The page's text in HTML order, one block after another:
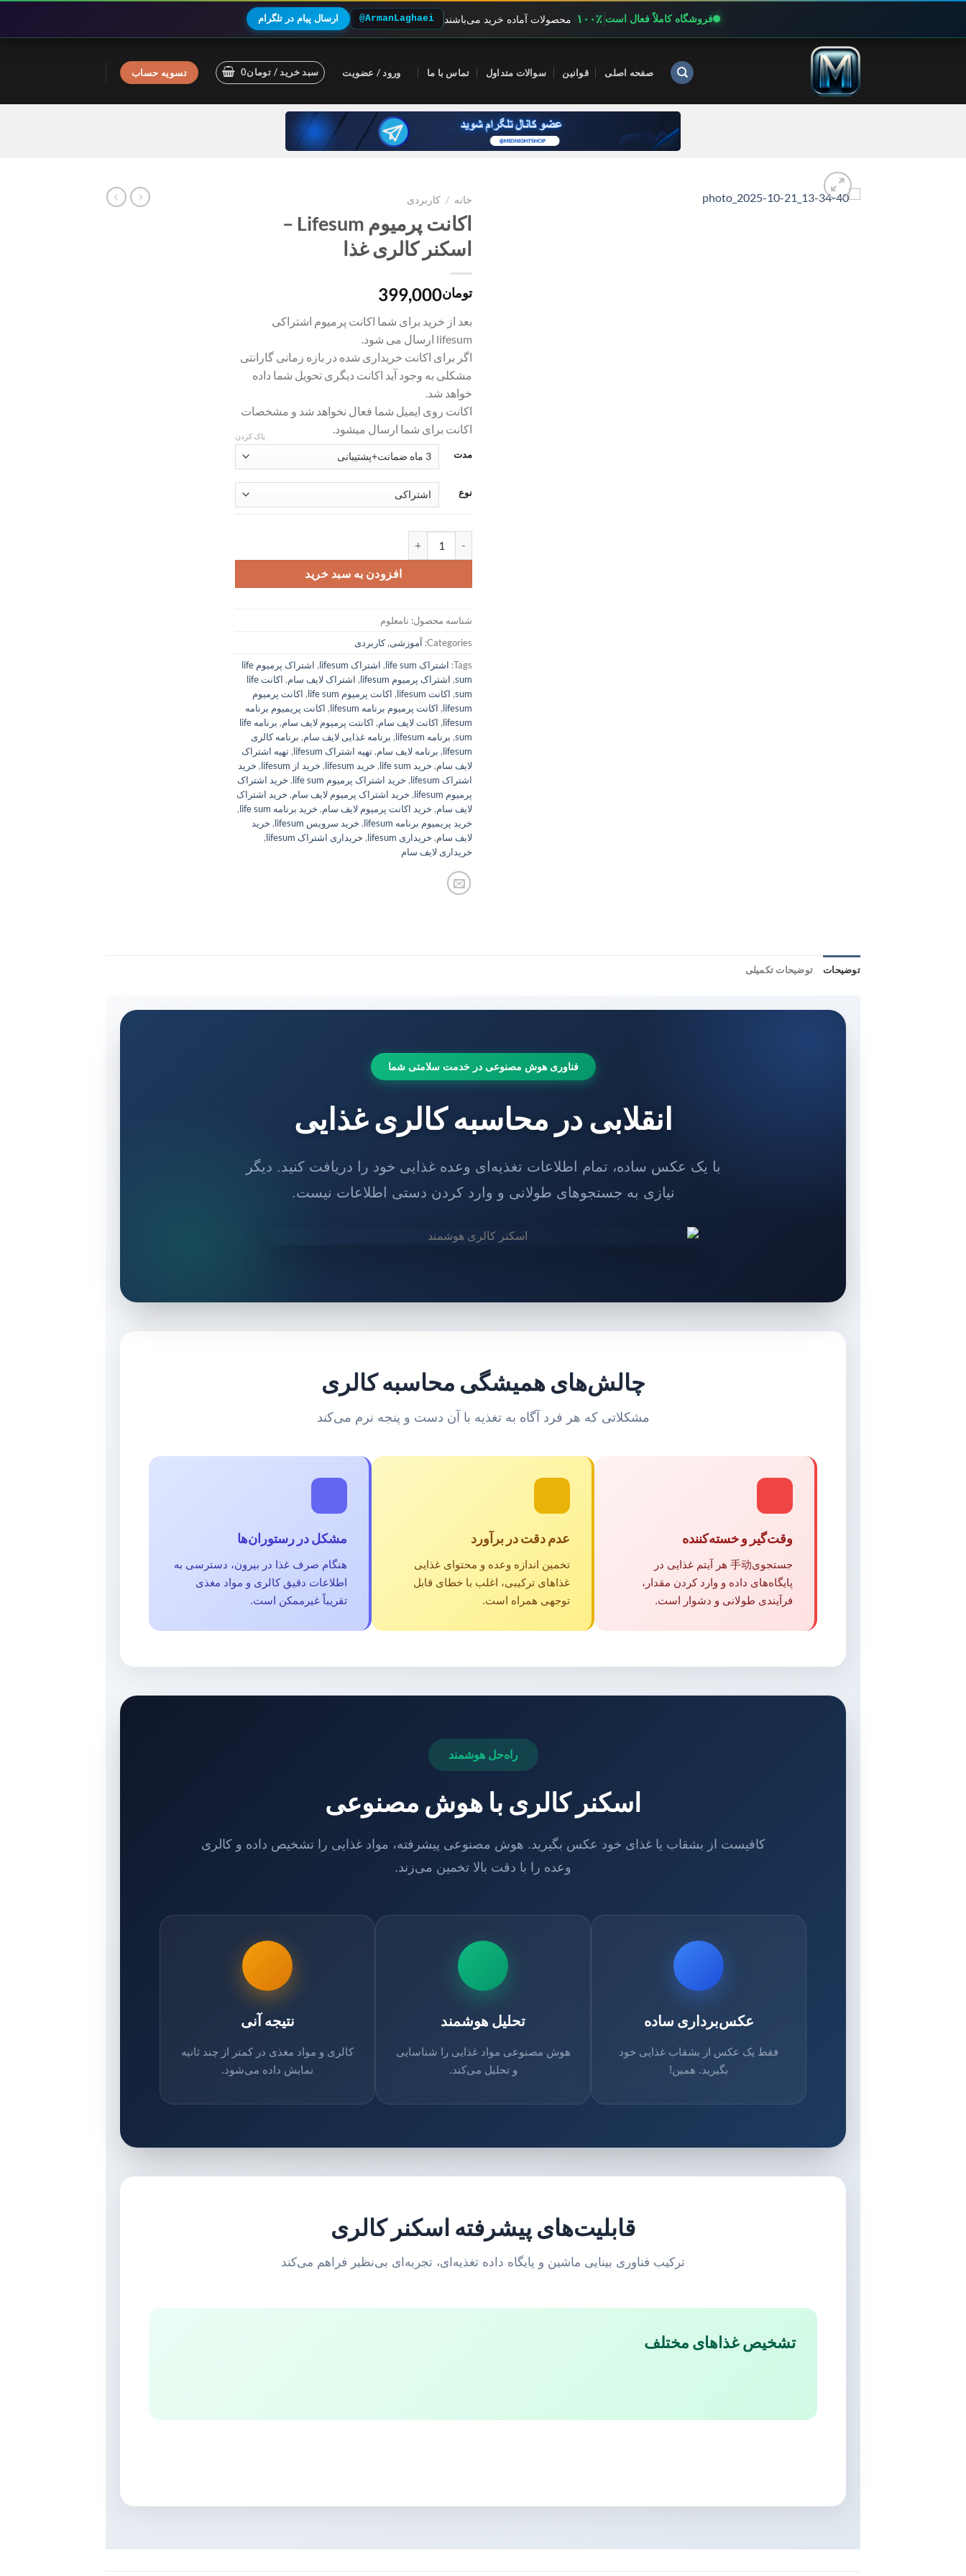
فروشگاه کاملاً فعال است ۱۰۰٪ محصولات آماده خرید می‌باشند @ArmanLaghaei ارسال پیام در تلگرام
صفحه اصلی قوانین سوالات متداول تماس با ما ورود / عضویت سبد خرید / تومان0 تسویه حساب
خانه / کاربردی
اکانت پرمیوم Lifesum –
اسکنر کالری غذا
تومان399,000
بعد از خرید برای شما اکانت پرمیوم اشتراکی
lifesum ارسال می شود.
اگر برای اکانت خریداری شده در بازه زمانی گارانتی
مشکلی به وجود آید اکانت دیگری تحویل شما داده
خواهد شد.
اکانت روی ایمیل شما فعال نخواهد شد و مشخصات
اکانت برای شما ارسال میشود.
مدت
نوع
پاک کردن
افزودن به سبد خرید
شناسه محصول: نامعلوم
Categories: آموزشی,کاربردی
Tags: اشتراک life sum , اشتراک lifesum ,
اشتراک پرمیوم life
sum
, اشتراک پرمیوم lifesum , اشتراک لایف سام,
اکانت life
sum
, اکانت lifesum , اکانت پرمیوم life sum , اکانت پرمیوم
lifesum
, اکانت پرمیوم برنامه lifesum , اکانت پریمیوم برنامه
lifesum
, اکانت لایف سام, اکانتت پرمیوم لایف سام,
برنامه life
sum
, برنامه lifesum , برنامه غذایی لایف سام, برنامه کالری
lifesum
, برنامه لایف سام,تهیه اشتراک lifesum ,تهیه اشتراک
لایف سام, خرید life sum , خرید lifesum , خرید از lifesum , خرید
اشتراک lifesum
, خرید اشتراک پرمیوم life sum , خرید اشتراک
پرمیوم lifesum
, خرید اشتراک پرمیوم لایف سام, خرید اشتراک
لایف سام, خرید اکانت پرمیوم لایف سام, خرید برنامه life sum
,
خرید پریمیوم برنامه lifesum
, خرید سرویس lifesum , خرید
لایف سام, خریداری lifesum , خریداری اشتراک lifesum
,
خریداری لایف سام
توضیحات توضیحات تکمیلی
فناوری هوش مصنوعی در خدمت سلامتی شما
انقلابی در محاسبه کالری غذایی
با یک عکس ساده، تمام اطلاعات تغذیه‌ای وعده غذایی خود را دریافت کنید. دیگر
نیازی به جستجوهای طولانی و وارد کردن دستی اطلاعات نیست.
چالش‌های همیشگی محاسبه کالری
مشکلاتی که هر فرد آگاه به تغذیه با آن دست و پنجه نرم می‌کند
وقت‌گیر و خسته‌کننده
جستجوی手动 هر آیتم غذایی در
پایگاه‌های داده و وارد کردن مقدار،
فرآیندی طولانی و دشوار است.
عدم دقت در برآورد
تخمین اندازه وعده و محتوای غذایی
غذا‌های ترکیبی، اغلب با خطای قابل
توجهی همراه است.
مشکل در رستوران‌ها
هنگام صرف غذا در بیرون، دسترسی به
اطلاعات دقیق کالری و مواد مغذی
تقریباً غیرممکن است.
راه‌حل هوشمند
اسکنر کالری با هوش مصنوعی
کافیست از بشقاب یا غذای خود عکس بگیرید. هوش مصنوعی پیشرفته، مواد غذایی را تشخیص داده و کالری
وعده را با دقت بالا تخمین می‌زند.
عکس‌برداری ساده
فقط یک عکس از بشقاب غذایی خود
بگیرید. همین!
تحلیل هوشمند
هوش مصنوعی مواد غذایی را شناسایی
و تحلیل می‌کند.
نتیجه آنی
کالری و مواد مغذی در کمتر از چند ثانیه
نمایش داده می‌شود.
قابلیت‌های پیشرفته اسکنر کالری
ترکیب فناوری بینایی ماشین و پایگاه داده تغذیه‌ای، تجربه‌ای بی‌نظیر فراهم می‌کند
تشخیص غذا‌های مختلف